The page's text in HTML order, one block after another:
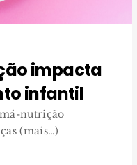
impacta
infantil
nutrição
(mais…)